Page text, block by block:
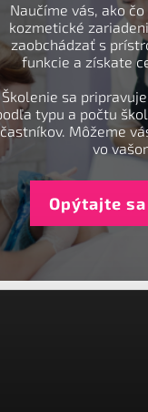
Naučíme vás, ako
kozmetické
zaobchádzať s
funkcie a získate
Školenie sa
typu a počtu
Môžeme
vo
Opýtajte